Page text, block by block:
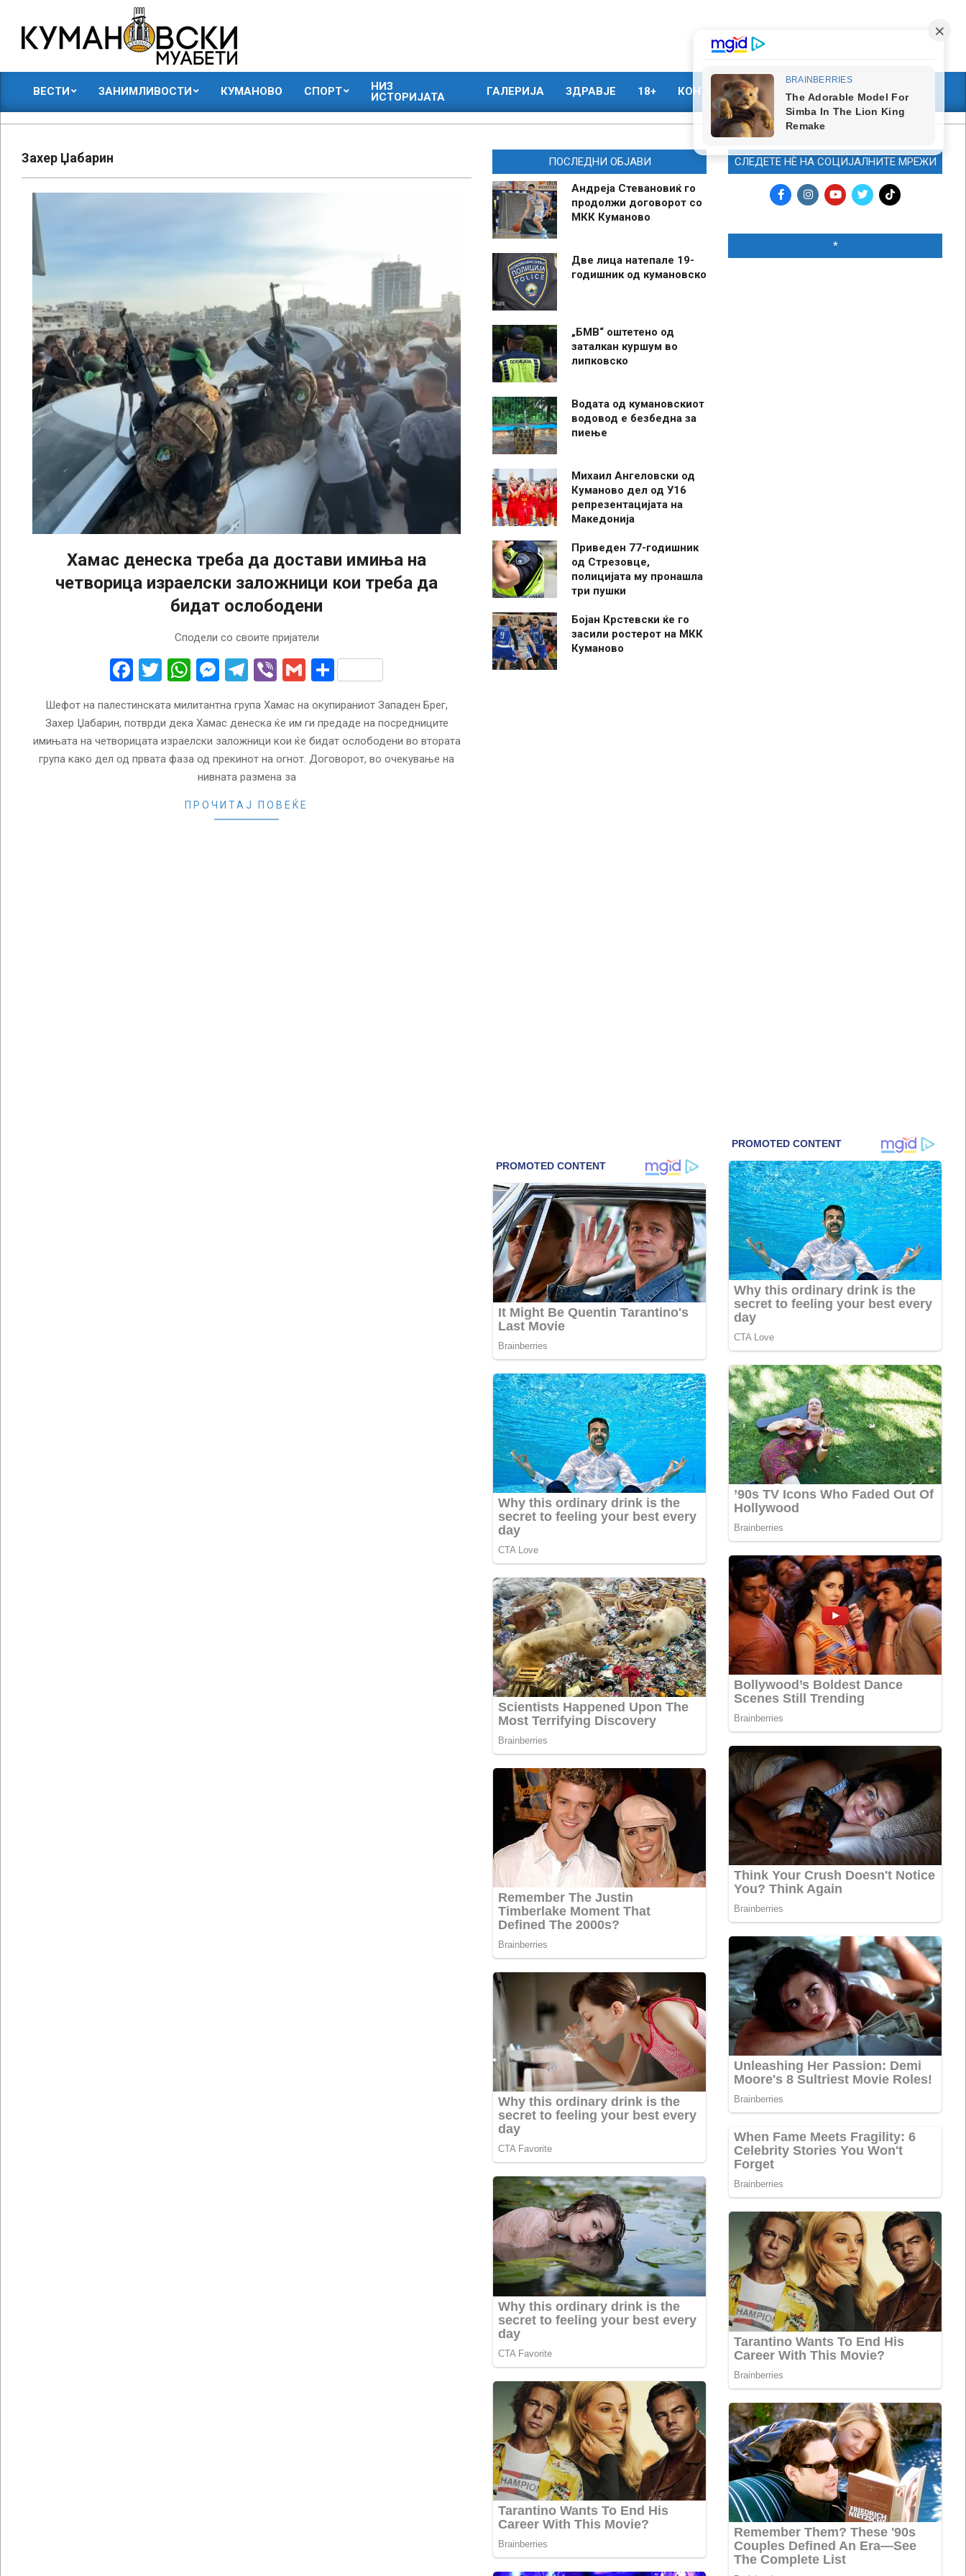
content
КУМАНОВСКИ
МУАБЕТИ
ВЕСТИ ЗАНИМЛИВОСТИ КУМАНОВО СПОРТ
НИЗ
ИСТОРИЈАТА
ГАЛЕРИЈА ЗДРАВЈЕ 18+ КОНТАКТ МАРКЕТИНГ
Захер Џабарин
Хамас денеска треба да достави имиња на
четворица израелски заложници кои треба да
бидат ослободени
Сподели со своите пријатели
Facebook
Twitter
WhatsApp
Messenger
Telegram
ViberGmailShare
Шефот на палестинската милитантна група Хамас на окупираниот Западен Брег,
Захер Џабарин, потврди дека Хамас денеска ќе им ги предаде на посредниците
имињата на четворицата израелски заложници кои ќе бидат ослободени во втората
група како дел од првата фаза од прекинот на огнот. Договорот, во очекување на
нивната размена за
ПРОЧИТАЈ ПОВЕЌЕ
ПОСЛЕДНИ ОБЈАВИ
Андреја Стевановиќ го
продолжи договорот со
МКК Куманово
Две лица натепале 19-
годишник од кумановско
„БМВ“ оштетено од
заталкан куршум во
липковско
Водата од кумановскиот
водовод е безбедна за
пиење
Михаил Ангеловски од
Куманово дел од У16
репрезентацијата на
Македонија
Приведен 77-годишник
од Стрезовце,
полицијата му пронашла
три пушки
Бојан Крстевски ќе го
засили ростерот на МКК
Куманово
СЛЕДЕТЕ НЀ НА СОЦИЈАЛНИТЕ МРЕЖИ
*